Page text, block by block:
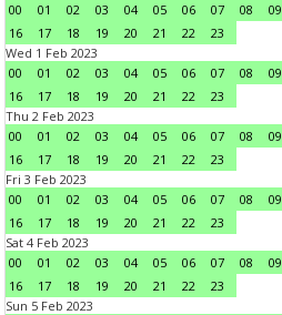
00
01 02 03 04 05 06 07 08 09
16
17 18 19 20 21 22
23
Wed 1 Feb 2023
00
01 02 03 04 05 06 07 08 09
16
17 18 19 20 21 22
23
Thu 2 Feb 2023
00
01 02 03 04 05 06 07 08 09
16
17 18 19 20 21 22
23
Fri 3 Feb 2023
00
01 02 03 04 05 06 07 08 09
16
17 18 19 20 21 22
23
Sat 4 Feb 2023
00
01 02 03 04 05 06 07 08 09
16
17 18 19 20 21 22
23
Sun 5 Feb 2023